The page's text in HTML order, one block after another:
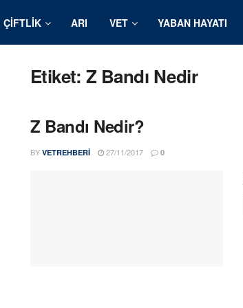
ÇIFTLIK ARI VET YABAN HAYATI
Etiket: Z Bandı Nedir
Z Bandı Nedir?
BY VETREHBERI 27/11/2017 0